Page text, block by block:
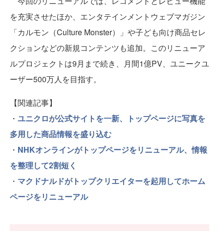
を充実させたほか、エンタテインメントウェブマガジン
「カルモン（Culture Monster）」や子ども向け商品セレ
クションなどの新規コンテンツも追加。このリニューア
ルプロジェクトは9月まで続き、月間1億PV、ユニークユ
ーザー500万人を目指す。
【関連記事】
・ ユニクロが公式サイトを一新、トップページに写真を
多用した商品情報を盛り込む
・ NHKオンラインがトップページをリニューアル、情報
を整理して2割短く
・ マクドナルドがトップクリエイターを起用してホーム
ページをリニューアル